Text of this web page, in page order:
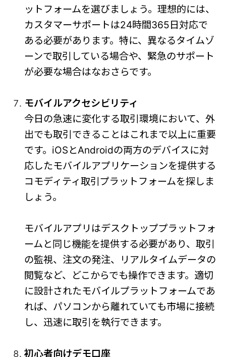
ットフォームを選びましょう。理想的には、
カスタマーサポートは24時間365日対応で
ある必要があります。特に、異なるタイムゾ
ーンで取引している場合や、緊急のサポート
が必要な場合はなおさらです。
モバイルアクセシビリティ
今日の急速に変化する取引環境において、外
出でも取引できることはこれまで以上に重要
です。iOSとAndroidの両方のデバイスに対
応したモバイルアプリケーションを提供する
コモディティ取引プラットフォームを探しま
しょう。
モバイルアプリはデスクトッププラットフォ
ームと同じ機能を提供する必要があり、取引
の監視、注文の発注、リアルタイムデータの
閲覧など、どこからでも操作できます。適切
に設計されたモバイルプラットフォームであ
れば、パソコンから離れていても市場に接続
し、迅速に取引を執行できます。
初心者向けデモ口座